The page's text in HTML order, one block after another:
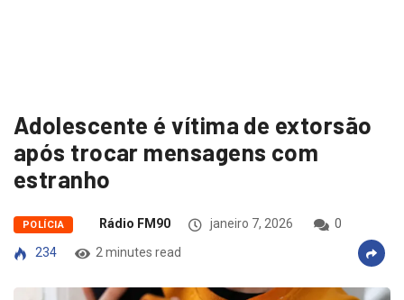
Adolescente é vítima de extorsão
após trocar mensagens com
estranho
POLÍCIA Rádio FM90 janeiro 7, 2026
0
234
2 minutes read